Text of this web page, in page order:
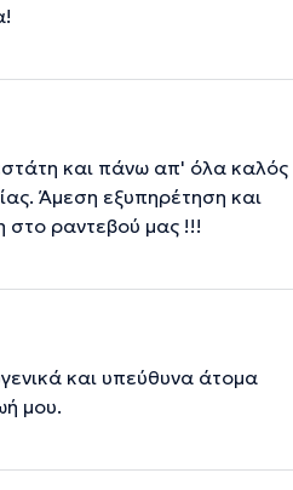
και πάνω απ' όλα καλός
Άμεση εξυπηρέτηση και
στο ραντεβού μας !!!
και υπεύθυνα άτομα
μου.